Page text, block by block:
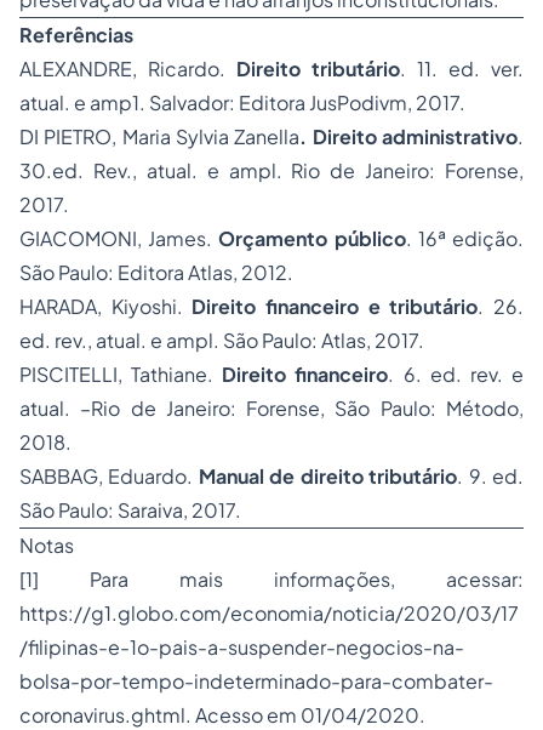
Referências
ALEXANDRE, Ricardo. Direito tributário. 11. ed. ver.
atual. e amp1. Salvador: Editora JusPodivm, 2017.
DI PIETRO, Maria Sylvia Zanella. Direito administrativo.
30.ed. Rev., atual. e ampl. Rio de Janeiro: Forense,
2017.
GIACOMONI, James.Orçamento público. 16ª edição.
São Paulo: Editora Atlas, 2012.
HARADA, Kiyoshi. Direito financeiro e tributário. 26.
ed. rev., atual. e ampl. São Paulo: Atlas, 2017.
PISCITELLI, Tathiane. Direito financeiro. 6. ed. rev. e
atual. –Rio de Janeiro: Forense, São Paulo: Método,
2018.
SABBAG, Eduardo. Manual de direito tributário. 9. ed.
São Paulo: Saraiva, 2017.
Notas
[1] Para mais informações, acessar:
https://g1.globo.com/economia/noticia/2020/03/17
/filipinas-e-1o-pais-a-suspender-negocios-na-
bolsa-por-tempo-indeterminado-para-combater-
coronavirus.ghtml. Acesso em 01/04/2020.